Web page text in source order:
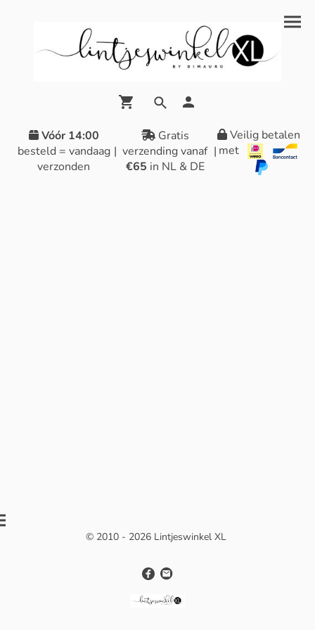
Vóór 14:00
besteld = vandaag
verzonden
|
Gratis
verzending vanaf
€65 in NL & DE
|
Veilig betalen
met
© 2010 - 2026 Lintjeswinkel XL